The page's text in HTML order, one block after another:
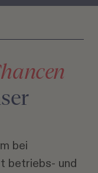
bei
betriebs- und